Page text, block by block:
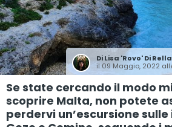
DiLisa 'Rovo' Di Rella
il 09 Maggio, 2022 alle
Se state cercando il modo
scoprire Malta, non potete
perdervi un’escursione